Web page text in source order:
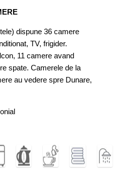
dispune 36 camere
TV, frigider.
11 camere avand
spate. Camerele de la
au vedere spre Dunare,